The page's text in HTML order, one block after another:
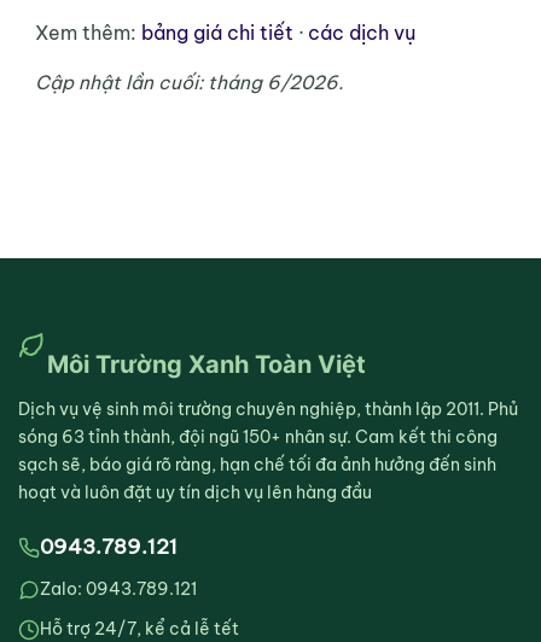
Xem thêm: bảng giá chi tiết · các dịch vụ
Cập nhật lần cuối: tháng 6/2026.
Môi Trường Xanh Toàn Việt
Dịch vụ vệ sinh môi trường chuyên nghiệp, thành lập 2011. Phủ
sóng 63 tỉnh thành, đội ngũ 150+ nhân sự. Cam kết thi công
sạch sẽ, báo giá rõ ràng, hạn chế tối đa ảnh hưởng đến sinh
hoạt và luôn đặt uy tín dịch vụ lên hàng đầu
0943.789.121
Zalo: 0943.789.121
Hỗ trợ 24/7, kể cả lễ tết